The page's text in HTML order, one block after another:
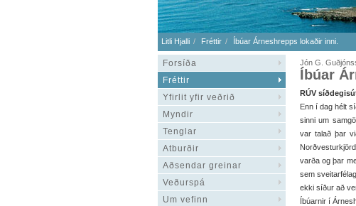
Litli Hjalli Fréttir Íbúar Árneshrepps lokaðir inni.
Forsíða
Fréttir
Yfirlit yfir veðrið
Myndir
Tenglar
Atburðir
Aðsendar greinar
Veðurspá
Um vefinn
Jón G.
Íbúar
RÚV
Enn í dag hélt
sinni um
var talað þar
varða og þar
sem
ekki síður að
Íbúarnir í